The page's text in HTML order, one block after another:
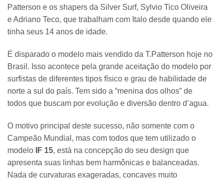
Patterson e os shapers da Silver Surf, Sylvio Tico Oliveira
e Adriano Teco, que trabalham com Italo desde quando ele
tinha seus 14 anos de idade.
É disparado o modelo mais vendido da T.Patterson hoje no
Brasil. Isso acontece pela grande aceitação do modelo por
surfistas de diferentes tipos físico e grau de habilidade de
norte a sul do país. Tem sido a “menina dos olhos” de
todos que buscam por evolução e diversão dentro d’agua.
O motivo principal deste sucesso, não somente com o
Campeão Mundial, mas com todos que tem utilizado o
modelo
IF 15, está na concepção do seu design que
apresenta suas linhas bem harmônicas e balanceadas.
Nada de curvaturas exageradas, concaves muito